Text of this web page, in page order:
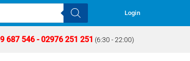
Login
687 546 - 02976 251 251 (6:30 - 22:00)